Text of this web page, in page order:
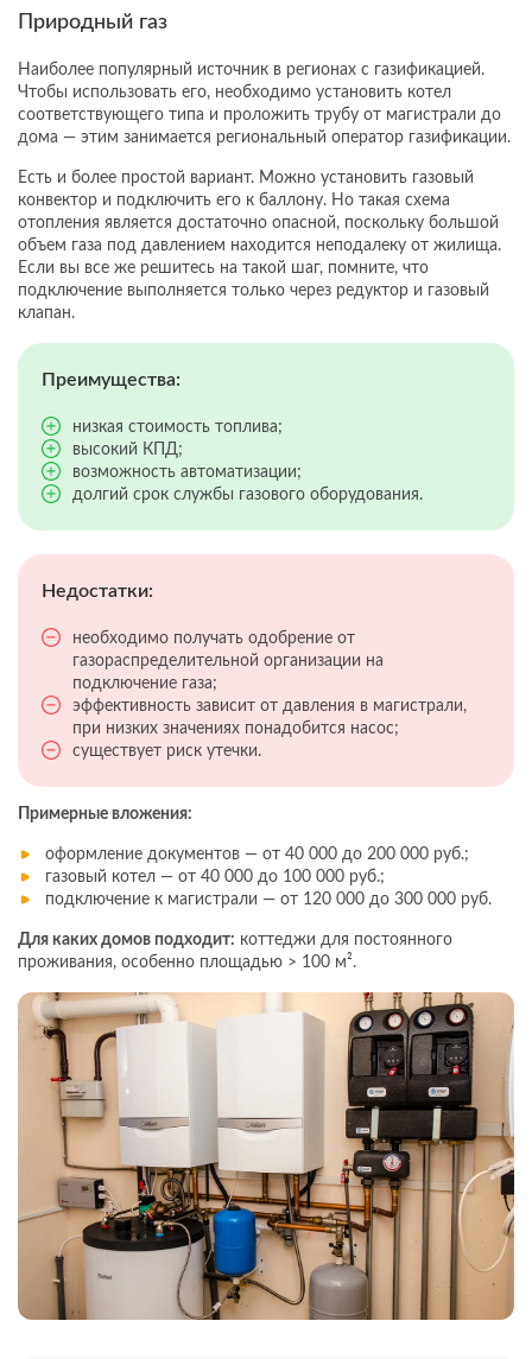
Природный газ
Наиболее популярный источник в регионах с газификацией.
Чтобы использовать его, необходимо установить котел
соответствующего типа и проложить трубу от магистрали до
дома — этим занимается региональный оператор газификации.
Есть и более простой вариант. Можно установить газовый
конвектор и подключить его к баллону. Но такая схема
отопления является достаточно опасной, поскольку большой
объем газа под давлением находится неподалеку от жилища.
Если вы все же решитесь на такой шаг, помните, что
подключение выполняется только через редуктор и газовый
клапан.
Преимущества:
низкая стоимость топлива;
высокий КПД;
возможность автоматизации;
долгий срок службы газового оборудования.
Недостатки:
необходимо получать одобрение от
газораспределительной организации на
подключение газа;
эффективность зависит от давления в магистрали,
при низких значениях понадобится насос;
существует риск утечки.
Примерные вложения:
оформление документов — от 40 000 до 200 000 руб.;
газовый котел — от 40 000 до 100 000 руб.;
подключение к магистрали — от 120 000 до 300 000 руб.
Для каких домов подходит: коттеджи для постоянного
проживания, особенно площадью > 100 м².